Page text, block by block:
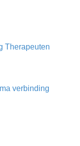
Therapeuten
verbinding